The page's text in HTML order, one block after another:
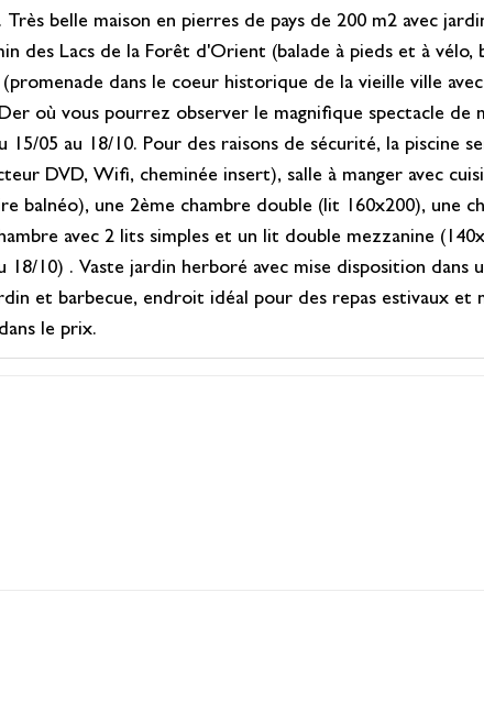
belle maison en pierres de pays de 200 m2 avec
des Lacs de la Forêt d'Orient (balade à pieds et à vélo,
dans le coeur historique de la vieille ville
où vous pourrez observer le magnifique spectacle de
05 au 18/10. Pour des raisons de sécurité, la piscine
DVD, Wifi, cheminée insert), salle à manger avec
balnéo), une 2ème chambre double (lit 160x200), une
avec 2 lits simples et un lit double mezzanine
18/10) . Vaste jardin herboré avec mise disposition
et barbecue, endroit idéal pour des repas estivaux
le prix.